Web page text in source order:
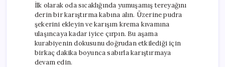
İlk olarak oda sıcaklığında yumuşamış tereyağını
derin bir karıştırma kabına alın. Üzerine pudra
şekerini ekleyin ve karışım krema kıvamına
ulaşıncaya kadar iyice çırpın. Bu aşama
kurabiyenin dokusunu doğrudan etkilediği için
birkaç dakika boyunca sabırla karıştırmaya
devam edin.